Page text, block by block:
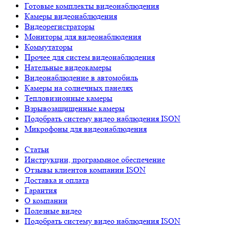
Готовые комплекты видеонаблюдения
Камеры видеонаблюдения
Видеорегистраторы
Мониторы для видеонаблюдения
Коммутаторы
Прочее для систем видеонаблюдения
Нательные видеокамеры
Видеонаблюдение в автомобиль
Камеры на солнечных панелях
Тепловизионные камеры
Взрывозащищенные камеры
Подобрать систему видео наблюдения ISON
Микрофоны для видеонаблюдения
Статьи
Инструкции, программное обеспечение
Отзывы клиентов компании ISON
Доставка и оплата
Гарантия
О компании
Полезные видео
Подобрать систему видео наблюдения ISON